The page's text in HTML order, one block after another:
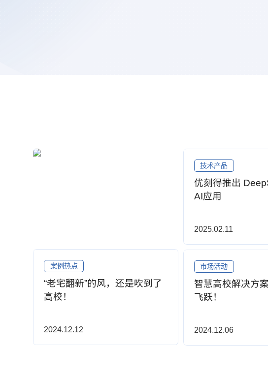
案例热点
“老宅翻新”的风，还是吹到了
高校！
2024.12.12
技术产品
优刻得推出
AI应用
2025.02.11
市场活动
智慧高校解决方
飞跃！
2024.12.06